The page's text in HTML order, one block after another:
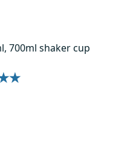
700ml shaker cup